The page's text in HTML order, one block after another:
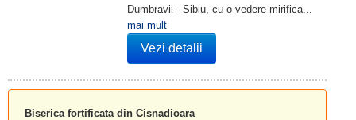
Dumbravii - Sibiu, cu o vedere mirifica...
mai mult
Vezi detalii
Biserica fortificata din Cisnadioara